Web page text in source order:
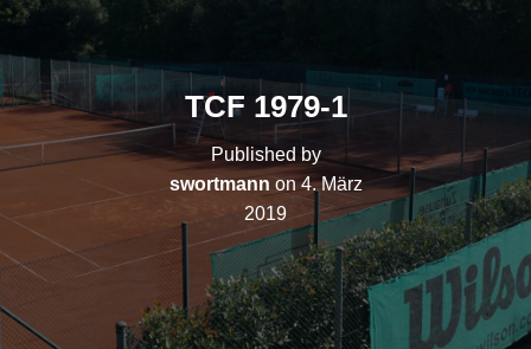
O
N
M
S
H
A
L
T
E
N
TCF 1979-1
Published by
swortmann on4. März
2019